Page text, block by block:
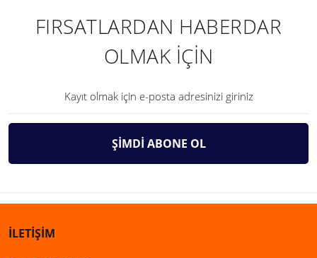
FIRSATLARDAN HABERDAR
OLMAK İÇİN
ŞİMDİ ABONE OL
İLETİŞİM